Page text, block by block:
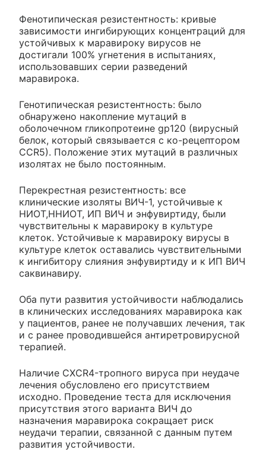
Фенотипическая резистентность: кривые
зависимости ингибирующих концентраций для
устойчивых к маравироку вирусов не
достигали 100% угнетения в испытаниях,
использовавших серии разведений
маравирока.
Генотипическая резистентность: было
обнаружено накопление мутаций в
оболочечном гликопротеине gp120 (вирусный
белок, который связывается с ко-рецептором
CCR5). Положение этих мутаций в различных
изолятах не было постоянным.
Перекрестная резистентность: все
клинические изоляты ВИЧ-1, устойчивые к
НИОТ,ННИОТ, ИП ВИЧ и энфувиртиду, были
чувствительны к маравироку в культуре
клеток. Устойчивые к маравироку вирусы в
культуре клеток оставались чувствительными
к ингибитору слияния энфувиртиду и к ИП ВИЧ
саквинавиру.
Оба пути развития устойчивости наблюдались
в клинических исследованиях маравирока как
у пациентов, ранее не получавших лечения, так
и с ранее проводившейся антиретровирусной
терапией.
Наличие CXCR4-тропного вируса при неудаче
лечения обусловлено его присутствием
исходно. Проведение теста для исключения
присутствия этого варианта ВИЧ до
назначения маравирока сокращает риск
неудачи терапии, связанной с данным путем
развития устойчивости.